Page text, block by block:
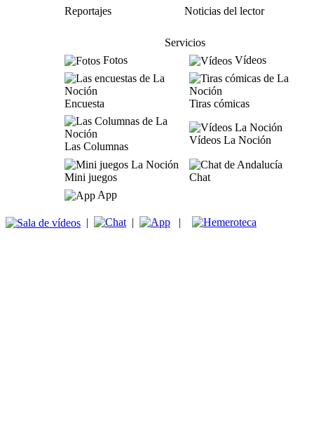
Reportajes
Noticias del lector
Servicios
Fotos
Vídeos
Encuesta Tiras cómicas
Las Columnas
Vídeos La Noción
Mini juegos
Chat
App
| | |